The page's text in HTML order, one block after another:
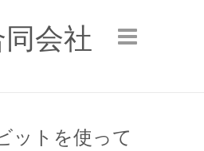
会社
ットを使って